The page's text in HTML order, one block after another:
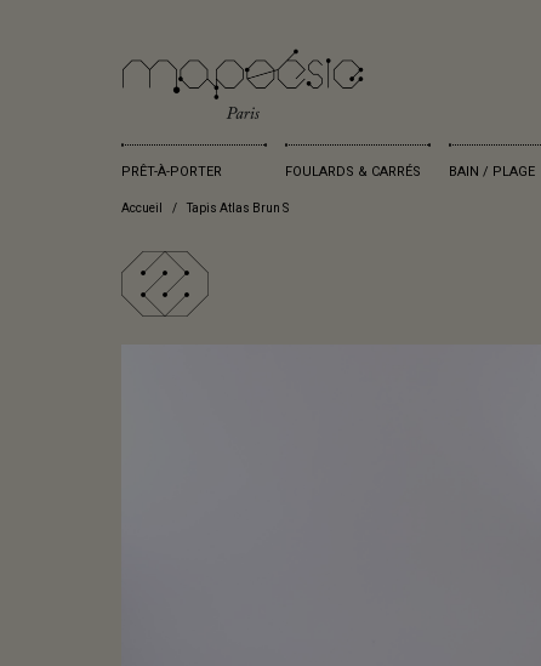
PRÊT-À-PORTER FOULARDS & CARRÉS BAIN / PLAGE
Accueil Tapis Atlas Brun S